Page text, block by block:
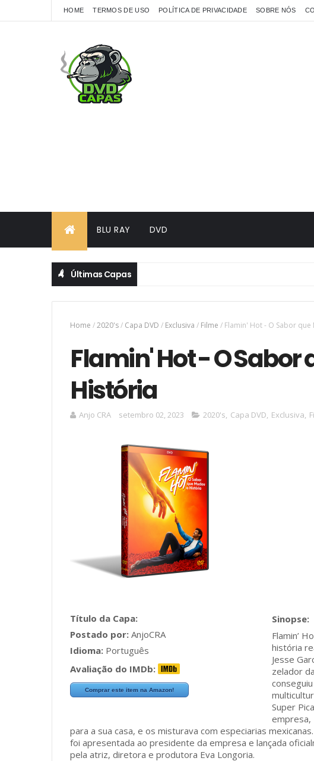
HOME TERMOS DE USO POLÍTICA DE PRIVACIDADE SOBRE NÓS
BLU RAY DVD
Últimas Capas
Home /2020's/ Capa DVD / Exclusiva / Filme / Flamin' Hot - O Sabor
Flamin' Hot - O Sabor
História
Anjo CRA setembro 02, 2023 2020's, Capa DVD, Exclusiva,
Título da Capa:
Postado por: AnjoCRA
Idioma: Português
Avaliação do IMDb:
Comprar este item na Amazon!
Flamin’
história
Jesse
zelador
Super
empresa,
para a sua casa, e os misturava com especiarias
foi apresentada ao presidente da empresa e lançada
pela atriz, diretora e produtora Eva Longoria.